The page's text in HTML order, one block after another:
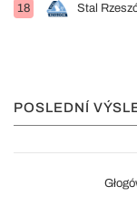
18 Stal
POSLEDNÍ